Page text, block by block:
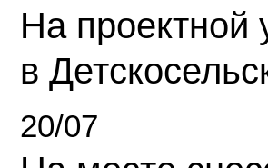
На проектной
в
20/07